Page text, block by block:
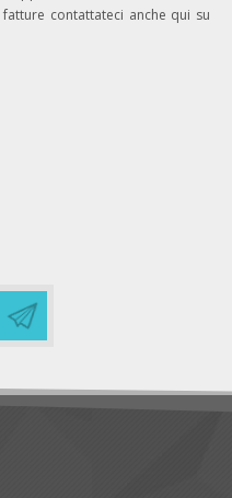
contattateci anche qui su